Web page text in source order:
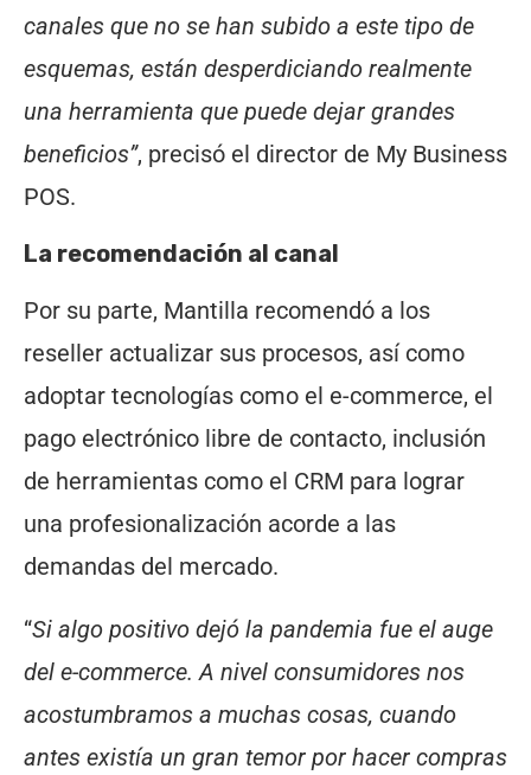
canales que no se han subido a este tipo de
esquemas, están desperdiciando realmente
una herramienta que puede dejar grandes
beneficios”, precisó el director de My Business
POS.
La recomendación al canal
Por su parte, Mantilla recomendó a los
reseller actualizar sus procesos, así como
adoptar tecnologías como el e-commerce, el
pago electrónico libre de contacto, inclusión
de herramientas como el CRM para lograr
una profesionalización acorde a las
demandas del mercado.
“Si algo positivo dejó la pandemia fue el auge
del e-commerce. A nivel consumidores nos
acostumbramos a muchas cosas, cuando
antes existía un gran temor por hacer compras